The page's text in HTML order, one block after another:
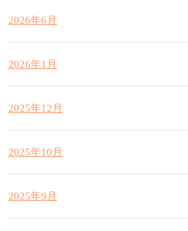
2026年6月
2026年1月
2025年12月
2025年10月
2025年9月